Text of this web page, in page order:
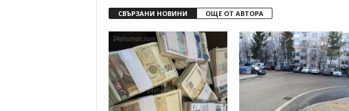
СВЪРЗАНИ НОВИНИ ОЩЕ ОТ АВТОРА